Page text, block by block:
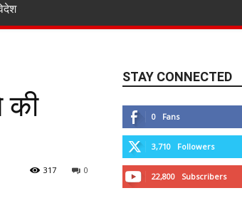
की
0
317
STAY CONNECTED
0 Fans
3,710 Followers
22,800 Subscribers